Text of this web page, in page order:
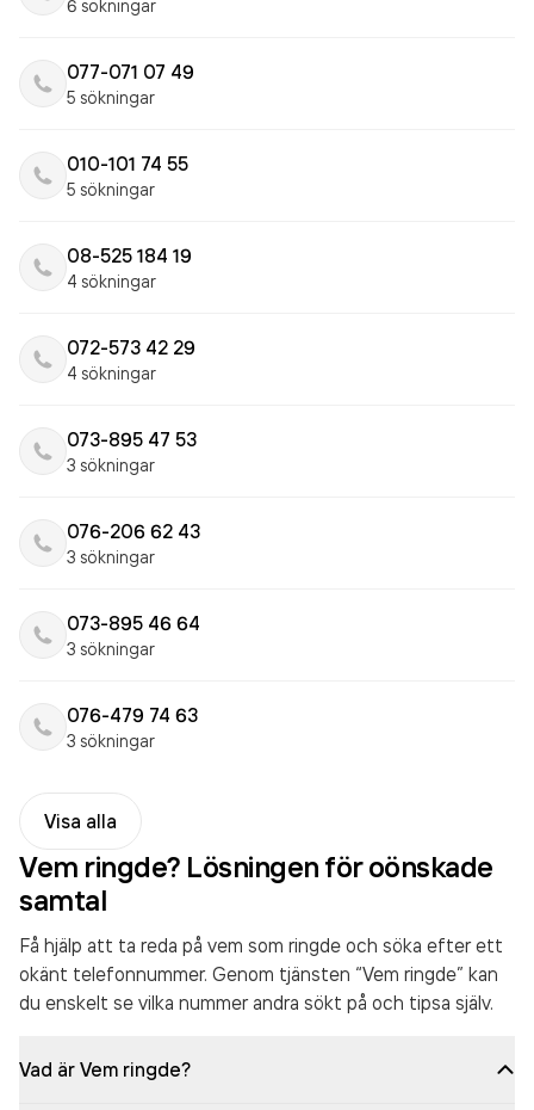
6 sökningar
077-071 07 49
5 sökningar
010-101 74 55
5 sökningar
08-525 184 19
4 sökningar
072-573 42 29
4 sökningar
073-895 47 53
3 sökningar
076-206 62 43
3 sökningar
073-895 46 64
3 sökningar
076-479 74 63
3 sökningar
Visa alla
Vem ringde? Lösningen för oönskade
samtal
Få hjälp att ta reda på vem som ringde och söka efter ett
okänt telefonnummer. Genom tjänsten “Vem ringde” kan
du enskelt se vilka nummer andra sökt på och tipsa själv.
Vad är Vem ringde?